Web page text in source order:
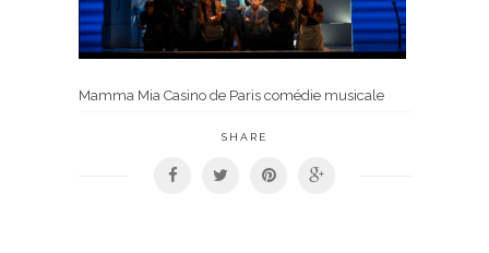
Mamma Mia Casino de Paris comédie musicale
SHARE